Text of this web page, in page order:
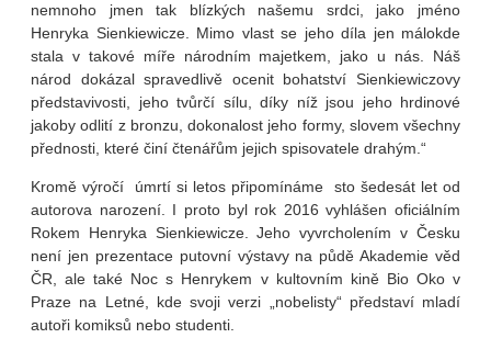
nemnoho jmen tak blízkých našemu srdci, jako jméno
Henryka Sienkiewicze. Mimo vlast se jeho díla jen málokde
stala v takové míře národním majetkem, jako u nás. Náš
národ dokázal spravedlivě ocenit bohatství Sienkiewiczovy
představivosti, jeho tvůrčí sílu, díky níž jsou jeho hrdinové
jakoby odlití z bronzu, dokonalost jeho formy, slovem všechny
přednosti, které činí čtenářům jejich spisovatele drahým.“
Kromě výročí úmrtí si letos připomínáme sto šedesát let od
autorova narození. I proto byl rok 2016 vyhlášen oficiálním
Rokem Henryka Sienkiewicze. Jeho vyvrcholením v Česku
není jen prezentace putovní výstavy na půdě Akademie věd
ČR, ale také Noc s Henrykem v kultovním kině Bio Oko v
Praze na Letné, kde svoji verzi „nobelisty“ představí mladí
autoři komiksů nebo studenti.